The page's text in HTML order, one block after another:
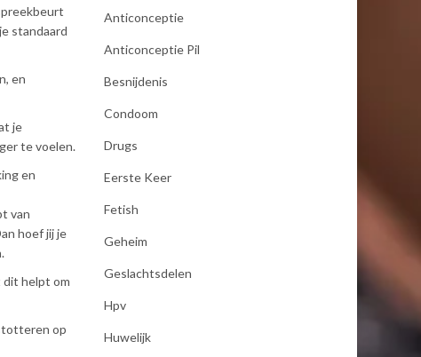
standaard
en
je
te voelen.
en
van
hoef jij je
dit helpt om
op
Anticonceptie
Anticonceptie Pil
Besnijdenis
Condoom
Drugs
Eerste Keer
Fetish
Geheim
Geslachtsdelen
Hpv
Huwelijk